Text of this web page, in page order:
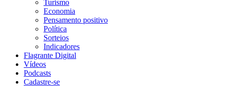
Turismo
Economia
Pensamento positivo
Política
Sorteios
Indicadores
Flagrante Digital
Vídeos
Podcasts
Cadastre-se